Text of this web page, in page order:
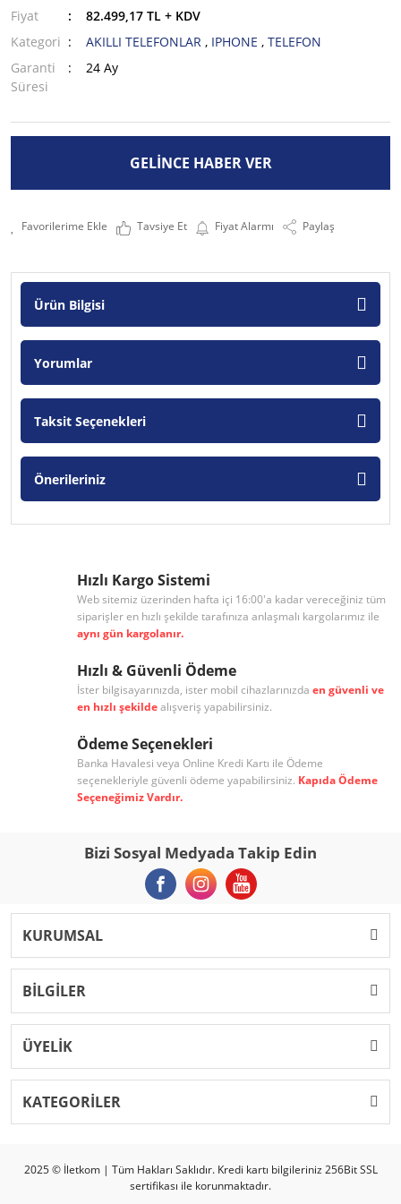
Fiyat
82.499,17 TL + KDV
Kategori
AKILLI TELEFONLAR , IPHONE , TELEFON
Garanti
Süresi
24 Ay
GELİNCE HABER VER
Tavsiye Et Fiyat Alarmı Paylaş
Ürün Bilgisi
Yorumlar
Taksit Seçenekleri
Önerileriniz
Hızlı Kargo Sistemi
Web sitemiz üzerinden hafta içi 16:00'a kadar vereceğiniz tüm
siparişler en hızlı şekilde tarafınıza anlaşmalı kargolarımız ile
aynı gün kargolanır.
Hızlı & Güvenli Ödeme
İster bilgisayarınızda, ister mobil cihazlarınızda en güvenli ve
en hızlı şekildealışveriş yapabilirsiniz.
Ödeme Seçenekleri
Banka Havalesi veya Online Kredi Kartı ile Ödeme
seçenekleriyle güvenli ödeme yapabilirsiniz. Kapıda Ödeme
Seçeneğimiz Vardır.
Bizi Sosyal Medyada Takip Edin
KURUMSAL
BİLGİLER
ÜYELİK
KATEGORİLER
2025 © İletkom | Tüm Hakları Saklıdır. Kredi kartı bilgileriniz 256Bit SSL
sertifikası ile korunmaktadır.